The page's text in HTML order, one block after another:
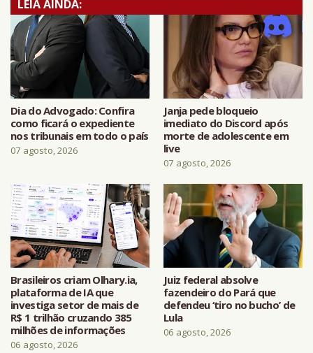
LEIA AINDA:
Dia do Advogado: Confira
como ficará o expediente
nos tribunais em todo o país
07 agosto, 2026
Janja pede bloqueio
imediato do Discord após
morte de adolescente em
live
07 agosto, 2026
Brasileiros criam Olhary.ia,
plataforma de IA que
investiga setor de mais de
R$ 1 trilhão cruzando 385
milhões de informações
06 agosto, 2026
Juiz federal absolve
fazendeiro do Pará que
defendeu ‘tiro no bucho’ de
Lula
06 agosto, 2026